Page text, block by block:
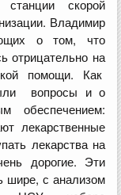
скорой
Владимир
о том, что
отрицательно на
помощи. Как
вопросы и о
обеспечением:
лекарственные
лекарства на
дорогие. Эти
шире, с анализом